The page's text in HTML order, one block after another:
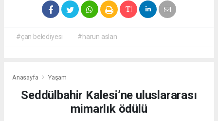
#çan belediyesi #harun aslan
Anasayfa Yaşam
Seddülbahir Kalesi’ne uluslararası
mimarlık ödülü